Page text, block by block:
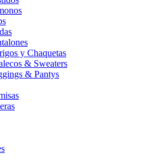
y Chaquetas
& Sweaters
& Pantys